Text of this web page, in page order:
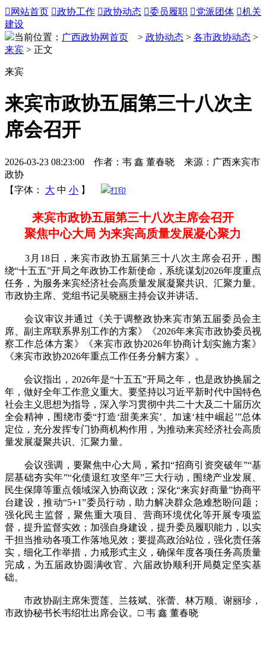
 网站首页 政协工作 政协动态 委员履职 党派团体 机关
建设
当前位置： 广西政协网首页 > 政协动态 > 各市政协动态 >
来宾 > 正文
来宾
来宾市政协五届第三十八次主
席会召开
2026-03-23 08:23:00 作者：韦 鑫 董春晓 来源：广西来宾市
政协
【字体：
大 中 小 】 打印
来宾市政协五届第三十八次主席会召开
聚焦中心大局 为来宾高质量发展凝心聚力
3月18日，来宾市政协五届第三十八次主席会召开，围
绕“十五五”开局之年政协工作新使命，系统谋划2026年度重点
任务，为服务来宾经济社会高质量发展凝聚共识、汇聚力量。
市政协主席、党组书记吴晓丽主持会议并讲话。
会议审议并通过《关于调整政协来宾市第五届委员会主
席、副主席联系界别工作的方案》《2026年来宾市政协委员视
察工作总体方案》《来宾市政协2026年协商计划实施方案》
《来宾市政协2026年重点工作任务分解方案》。
会议指出，2026年是“十五五”开局之年，也是政协换届之
年，做好全年工作意义重大。要坚持以习近平新时代中国特色
社会主义思想为指导，深入学习贯彻中共二十大及二十届历次
全会精神，围绕市委“打造‘甜美来宾’、加速‘桂中崛起’”总体
定位，充分发挥专门协商机构作用，为推动来宾经济社会高质
量发展凝聚共识、汇聚力量。
会议强调，要聚焦中心大局，紧扣“招商引资突破年”“基
层基础夯实年”“化债退红攻坚年”三大行动，围绕产业发展、
民生保障等重点领域深入协商议政；深化“来宾好商量”协商平
台建设，推动“5+1”委员行动，助力解决群众急难愁盼问题；
强化民主监督，聚焦重大项目、营商环境优化等开展专项监
督，提升监督实效；加强自身建设，提升委员履职能力，以实
干担当推动各项工作落地见效；要提高政治站位，强化责任落
实，细化工作举措，力戒形式主义，确保年度各项任务高质量
完成，为五届政协圆满收官、六届政协顺利开局奠定坚实基
础。
市政协副主席朱贾莲、兰筱斌、张蕾、林万顺、谢丽珍，
市政协秘书长韦绍壮出席会议。□ 韦 鑫 董春晓